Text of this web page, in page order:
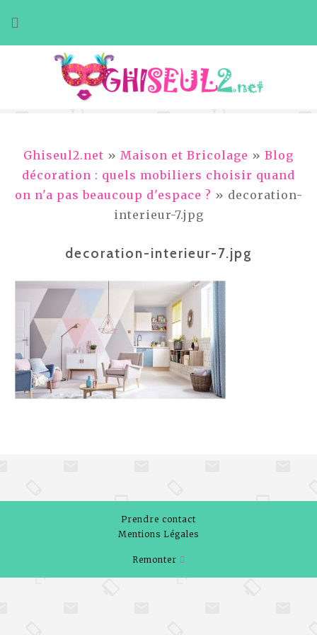
au
contenu
Ghiseul2.net » Maison et Bricolage » Blog
décoration : quels mobiliers choisir quand
on n'a pas beaucoup d'espace ? » decoration-
interieur-7.jpg
decoration-interieur-7.jpg
Prendre contact
Mentions Légales
Remonter